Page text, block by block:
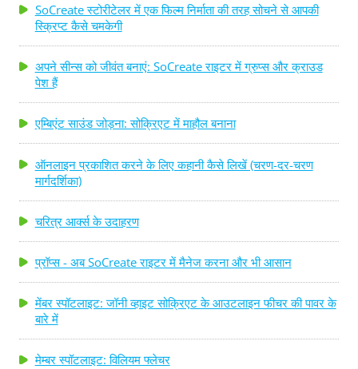
SoCreate स्टोरीटेलर में एक फिल्म निर्माता की तरह सोचने से आपकी
स्क्रिप्ट कैसे चमकेगी
अपने सीन्स को जीवंत बनाएं: SoCreate राइटर में ग्रुप्स और क्राउड
पेश हैं
एम्बिएंट साउंड जोड़ना: सोक्रिएट में माहौल बनाना
ऑनलाइन प्रकाशित करने के लिए कहानी कैसे लिखें (चरण-दर-चरण
मार्गदर्शिका)
चरित्र आर्क्स के उदाहरण
प्रॉप्स - अब SoCreate राइटर में मैनेज करना और भी आसान
मेंबर स्पॉटलाइट: जॉनी व्हाइट सोक्रिएट के आउटलाइन फीचर की पावर के
बारे में
मेम्बर स्पॉटलाइट: विलियम फ्लेचर